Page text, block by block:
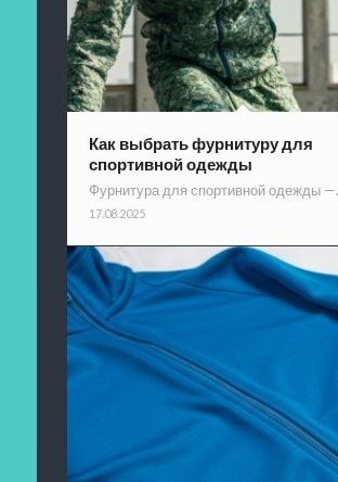
Как выбрать фурнитуру для
спортивной одежды
Фурнитура для спортивной одежды
17.08.2025